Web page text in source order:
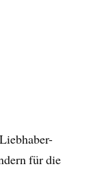
für die